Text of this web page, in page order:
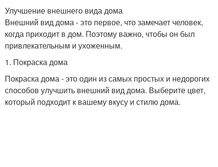
Улучшение внешнего вида дома
Внешний вид дома - это первое, что замечает человек,
когда приходит в дом. Поэтому важно, чтобы он был
привлекательным и ухоженным.
1. Покраска дома
Покраска дома - это один из самых простых и недорогих
способов улучшить внешний вид дома. Выберите цвет,
который подходит к вашему вкусу и стилю дома.